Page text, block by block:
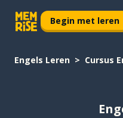
Begin met leren
Engels Leren Cursus